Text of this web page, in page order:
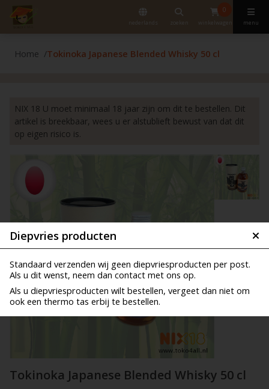
nederlands zoeken
0
winkelwagen menu
Diepvries producten
Standaard verzenden wij geen diepvriesproducten per post.
Als u dit wenst, neem dan contact met ons op.
Als u diepvriesproducten wilt bestellen, vergeet dan niet om
ook een thermo tas erbij te bestellen.
Home Tokinoka Japanese Blended Whisky 50 cl
NIX 18 U moet minimaal 18 jaar zijn om dit te bestellen. Dit
artikel is breekbaar, wees u er alstublieft bewust van dat dit
op eigen risico is.
Tokinoka Japanese Blended Whisky 50 cl